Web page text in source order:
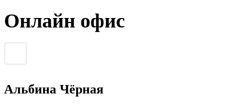
Онлайн офис
Альбина Чёрная